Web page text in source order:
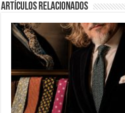
Artículos Relacionados